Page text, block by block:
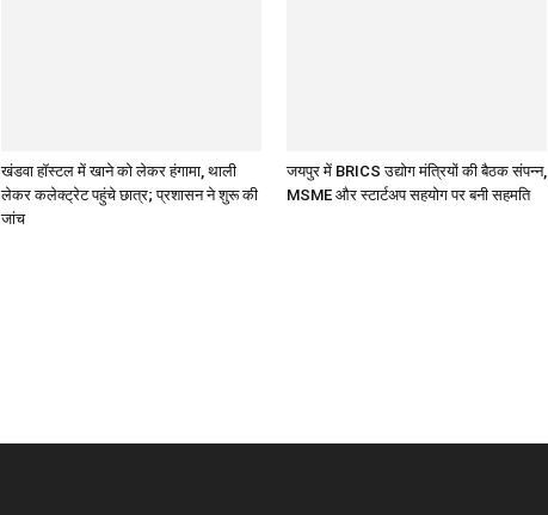
खंडवा हॉस्टल में खाने को लेकर हंगामा, थाली
लेकर कलेक्ट्रेट पहुंचे छात्र; प्रशासन ने शुरू की
जांच
जयपुर में BRICS उद्योग मंत्रियों की बैठक संपन्न,
MSME और स्टार्टअप सहयोग पर बनी सहमति